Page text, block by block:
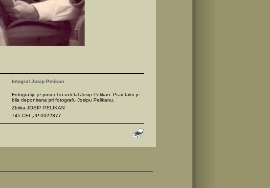
fotograf Josip Pelikan
Fotografijo je posnel in izdelal Josip Pelikan. Prav tako je
bila deponirana pri fotografu Josipu Pelikanu.
Zbirka JOSIP PELIKAN
745:CEL;JP-0022877